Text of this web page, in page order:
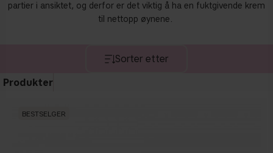
partier i ansiktet, og derfor er det viktig å ha en fuktgivende krem
til nettopp øynene.
Sorter etter
Produkter
BESTSELGER